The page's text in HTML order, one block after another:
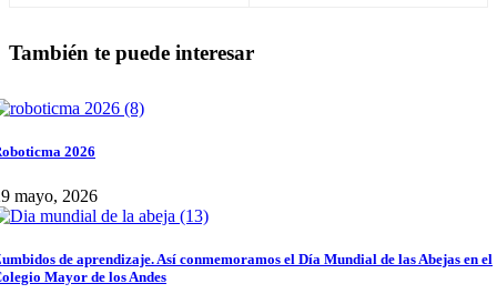
También te puede interesar
2026
mayo, 2026
de aprendizaje. Así conmemoramos el Día Mundial de las Abejas en el
Mayor de los Andes